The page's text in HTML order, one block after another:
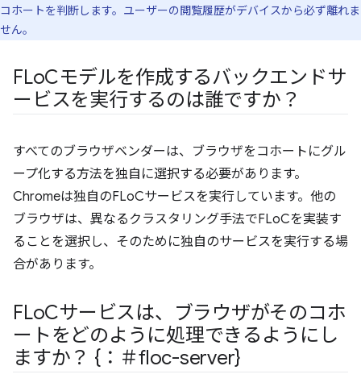
コホートを判断します。ユーザーの閲覧履歴がデバイスから必ず離れま
せん。
FLoCモデルを作成するバックエンドサ
ービスを実行するのは誰ですか？
すべてのブラウザベンダーは、ブラウザをコホートにグル
ープ化する方法を独自に選択する必要があります。
Chromeは独自のFLoCサービスを実行しています。他の
ブラウザは、異なるクラスタリング手法でFLoCを実装す
ることを選択し、そのために独自のサービスを実行する場
合があります。
FLoCサービスは、ブラウザがそのコホ
ートをどのように処理できるようにし
ますか？ {：＃floc-server}